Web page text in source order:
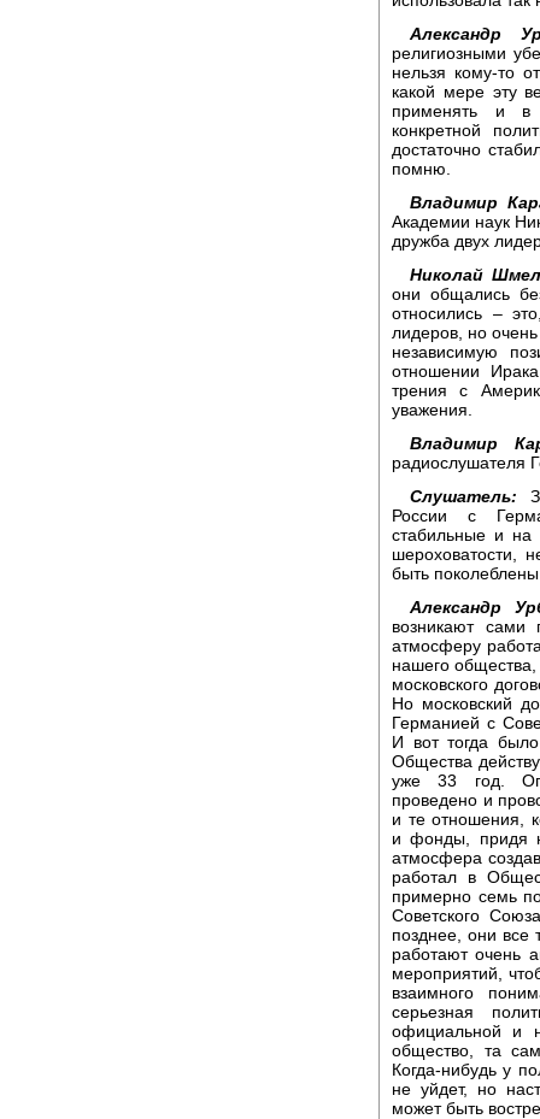
Александр
религиозными
нельзя кому-то
какой мере эту
применять и в
конкретной
достаточно
помню.
Владимир
Академии наук
дружба двух
Николай
они общались
относились –
лидеров, но
независимую
отношении
трения с
уважения.
Владимир
радиослушателя
Слушатель:
России с
стабильные и на
шероховатости,
быть
Александр
возникают
атмосферу
нашего
московского
Но московский
Германией с
И вот тогда
Общества
уже 33 год.
проведено и
и те отношения,
и фонды, придя
атмосфера
работал в
примерно семь
Советского
позднее, они
работают очень
мероприятий,
взаимного
серьезная
официальной и
общество, та
Когда-нибудь у
не уйдет, но
может быть